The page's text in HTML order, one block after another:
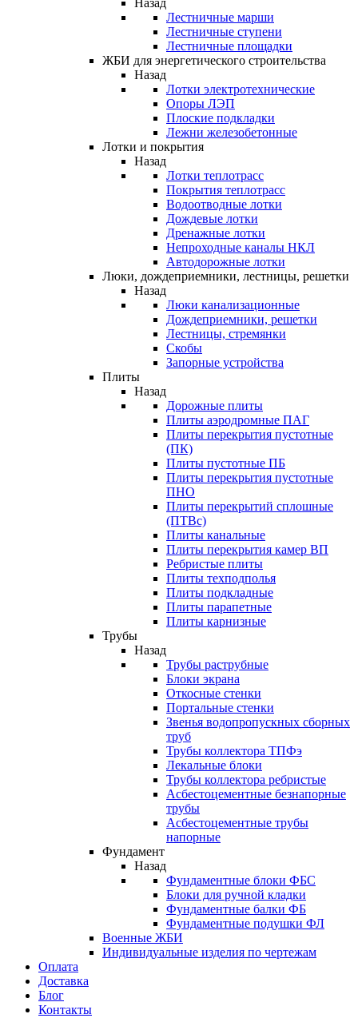
Назад
Лестничные марши
Лестничные ступени
Лестничные площадки
ЖБИ для энергетического строительства
Назад
Лотки электротехнические
Опоры ЛЭП
Плоские подкладки
Лежни железобетонные
Лотки и покрытия
Назад
Лотки теплотрасс
Покрытия теплотрасс
Водоотводные лотки
Дождевые лотки
Дренажные лотки
Непроходные каналы НКЛ
Автодорожные лотки
Люки, дождеприемники, лестницы, решетки
Назад
Люки канализационные
Дождеприемники, решетки
Лестницы, стремянки
Скобы
Запорные устройства
Плиты
Назад
Дорожные плиты
Плиты аэродромные ПАГ
Плиты перекрытия пустотные
(ПК)
Плиты пустотные ПБ
Плиты перекрытия пустотные
ПНО
Плиты перекрытий сплошные
(ПТВс)
Плиты канальные
Плиты перекрытия камер ВП
Ребристые плиты
Плиты техподполья
Плиты подкладные
Плиты парапетные
Плиты карнизные
Трубы
Назад
Трубы раструбные
Блоки экрана
Откосные стенки
Портальные стенки
Звенья водопропускных сборных
труб
Трубы коллектора ТПФэ
Лекальные блоки
Трубы коллектора ребристые
Асбестоцементные безнапорные
трубы
Асбестоцементные трубы
напорные
Фундамент
Назад
Фундаментные блоки ФБС
Блоки для ручной кладки
Фундаментные балки ФБ
Фундаментные подушки ФЛ
Военные ЖБИ
Индивидуальные изделия по чертежам
Оплата
Доставка
Блог
Контакты